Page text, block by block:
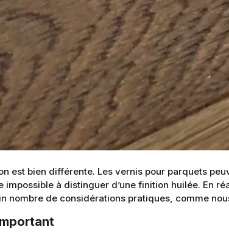
est bien différente. Les vernis pour parquets
impossible à distinguer d’une finition huilée. En
nombre de considérations pratiques, comme